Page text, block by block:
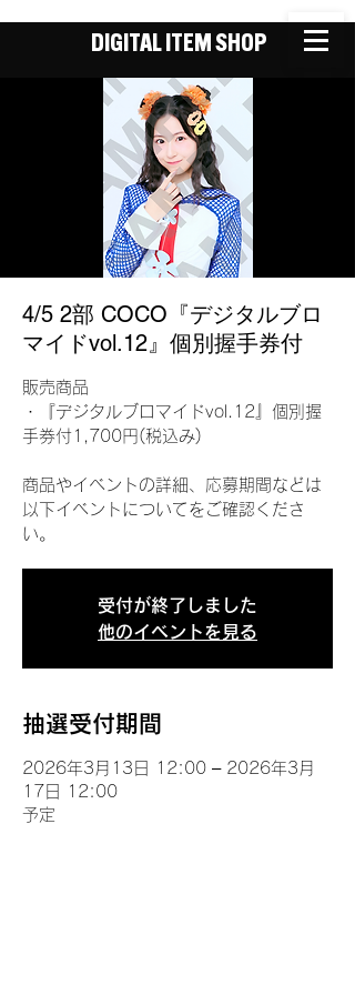
DIGITAL ITEM SHOP
4/5 2部 COCO『デジタルブロ
マイドvol.12』個別握手券付
販売商品
・『デジタルブロマイドvol.12』個別握
手券付1,700円(税込み)
商品やイベントの詳細、応募期間などは
以下イベントについてをご確認くださ
い。
受付が終了しました
他のイベントを見る
抽選受付期間
2026年3月13日 12:00 – 2026年3月
17日 12:00
予定